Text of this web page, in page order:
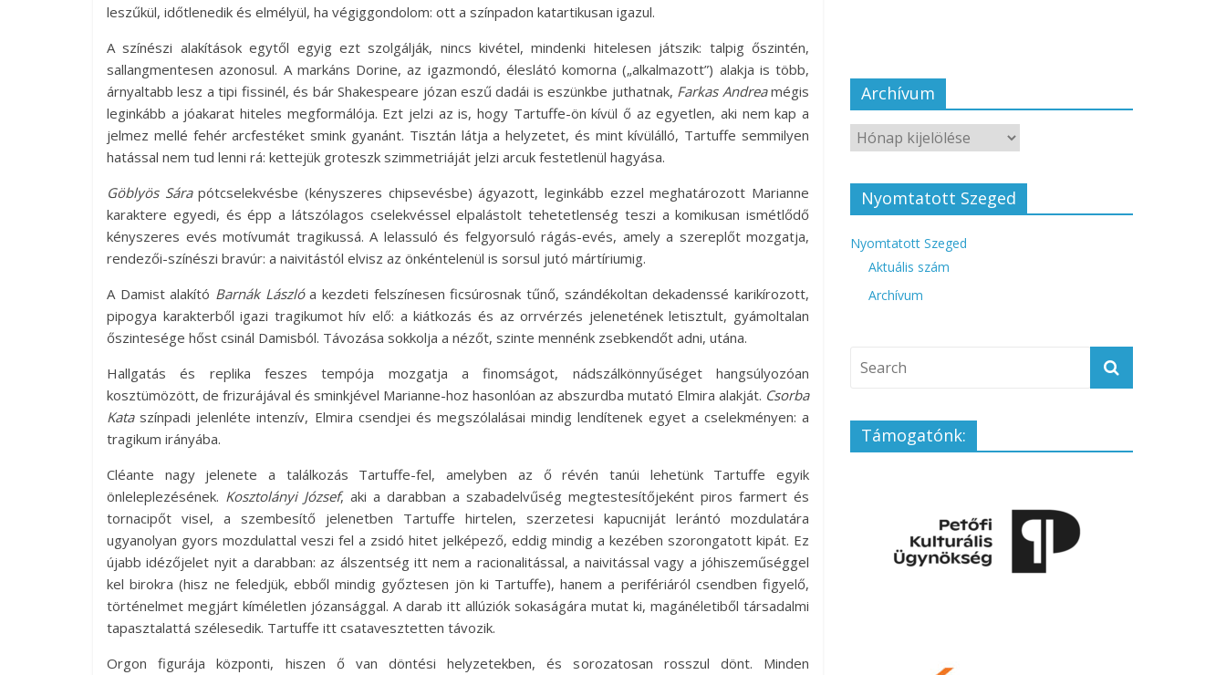
leszűkül, időtlenedik és elmélyül, ha végiggondolom: ott a színpadon katartikusan igazul.
A színészi alakítások egytől egyig ezt szolgálják, nincs kivétel, mindenki hitelesen játszik: talpig őszintén,
sallangmentesen azonosul. A markáns Dorine, az igazmondó, éleslátó komorna („alkalmazott”) alakja is több,
árnyaltabb lesz a tipi fissinél, és bár Shakespeare józan eszű dadái is eszünkbe juthatnak, Farkas Andreamégis
leginkább a jóakarat hiteles megformálója. Ezt jelzi az is, hogy Tartuffe-ön kívül ő az egyetlen, aki nem kap a
jelmez mellé fehér arcfestéket smink gyanánt. Tisztán látja a helyzetet, és mint kívülálló, Tartuffe semmilyen
hatással nem tud lenni rá: kettejük groteszk szimmetriáját jelzi arcuk festetlenül hagyása.
Göblyös Sárapótcselekvésbe (kényszeres chipsevésbe) ágyazott, leginkább ezzel meghatározott Marianne
karaktere egyedi, és épp a látszólagos cselekvéssel elpalástolt tehetetlenség teszi a komikusan ismétlődő
kényszeres evés motívumát tragikussá. A lelassuló és felgyorsuló rágás-evés, amely a szereplőt mozgatja,
rendezői-színészi bravúr: a naivitástól elvisz az önkéntelenül is sorsul jutó mártíriumig.
A Damist alakító Barnák Lászlóa kezdeti felszínesen ficsúrosnak tűnő, szándékoltan dekadenssé karikírozott,
pipogya karakterből igazi tragikumot hív elő: a kiátkozás és az orrvérzés jelenetének letisztult, gyámoltalan
őszintesége hőst csinál Damisból. Távozása sokkolja a nézőt, szinte mennénk zsebkendőt adni, utána.
Hallgatás és replika feszes tempója mozgatja a finomságot, nádszálkönnyűséget hangsúlyozóan
kosztümözött, de frizurájával és sminkjével Marianne-hoz hasonlóan az abszurdba mutató Elmira alakját. Csorba
Kataszínpadi jelenléte intenzív, Elmira csendjei és megszólalásai mindig lendítenek egyet a cselekményen: a
tragikum irányába.
Cléante nagy jelenete a találkozás Tartuffe-fel, amelyben az ő révén tanúi lehetünk Tartuffe egyik
önleleplezésének. Kosztolányi József, aki a darabban a szabadelvűség megtestesítőjeként piros farmert és
tornacipőt visel, a szembesítő jelenetben Tartuffe hirtelen, szerzetesi kapucniját lerántó mozdulatára
ugyanolyan gyors mozdulattal veszi fel a zsidó hitet jelképező, eddig mindig a kezében szorongatott kipát. Ez
újabb idézőjelet nyit a darabban: az álszentség itt nem a racionalitással, a naivitással vagy a jóhiszeműséggel
kel birokra (hisz ne feledjük, ebből mindig győztesen jön ki Tartuffe), hanem a perifériáról csendben figyelő,
történelmet megjárt kíméletlen józansággal. A darab itt allúziók sokaságára mutat ki, magánéletiből társadalmi
tapasztalattá szélesedik. Tartuffe itt csatavesztetten távozik.
Orgon figurája központi, hiszen ő van döntési helyzetekben, és sorozatosan rosszul dönt. Minden
Archívum
Nyomtatott Szeged
Nyomtatott Szeged
Aktuális szám
Archívum
Támogatónk: